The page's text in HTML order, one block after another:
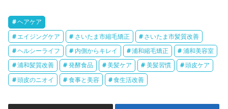
ヘアケア
エイジングケア さいたま市縮毛矯正 さいたま市髪質改善
ヘルシーライフ 内側からキレイ 浦和縮毛矯正 浦和美容室
浦和髪質改善 発酵食品 美髪ケア 美髪習慣 頭皮ケア
頭皮のニオイ 食事と美容 食生活改善